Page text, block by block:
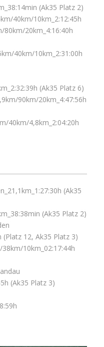
(Ak35 Platz 2)
40km/10km_2:12:45h
80km/20km_4:16:40h
40km/10km_2:31:00h
(Ak35 Platz 6)
90km/20km_4:47:56h
40km/4,8km_2:04:20h
(Ak35
(Ak35 Platz 2)
12, Ak35 Platz 3)
10km_02:17:44h
(Ak35 Platz 3)